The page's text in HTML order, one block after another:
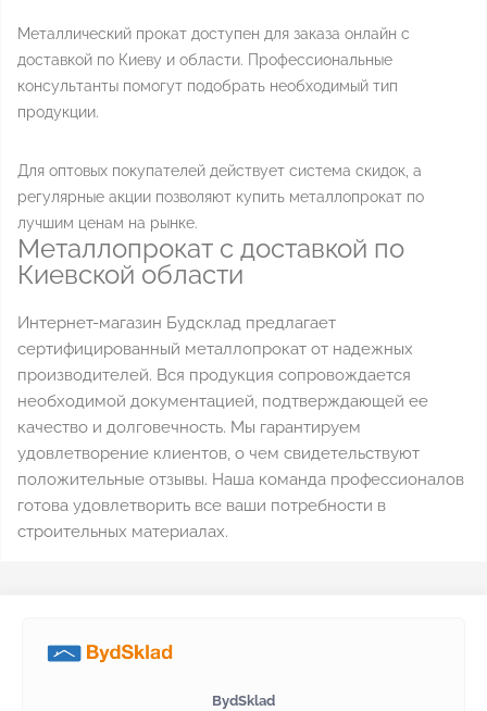
Металлический прокат доступен для заказа онлайн с
доставкой по Киеву и области. Профессиональные
консультанты помогут подобрать необходимый тип
продукции.
Для оптовых покупателей действует система скидок, а
регулярные акции позволяют купить металлопрокат по
лучшим ценам на рынке.
Металлопрокат с доставкой по
Киевской области
Интернет-магазин Будсклад предлагает
сертифицированный металлопрокат от надежных
производителей. Вся продукция сопровождается
необходимой документацией, подтверждающей ее
качество и долговечность. Мы гарантируем
удовлетворение клиентов, о чем свидетельствуют
положительные отзывы. Наша команда профессионалов
готова удовлетворить все ваши потребности в
строительных материалах.
BydSklad